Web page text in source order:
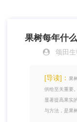
果树每年什
颂田生
[导读]： 果
供给至关重要
显著提高果实
与方法，是果